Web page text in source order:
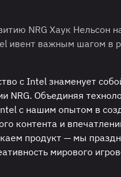
NRG Хаук Нельсон
ивент важным шагом в
с Intel знаменует
NRG. Объединяя
с нашим опытом в
контента и
продукт — мы
мирового